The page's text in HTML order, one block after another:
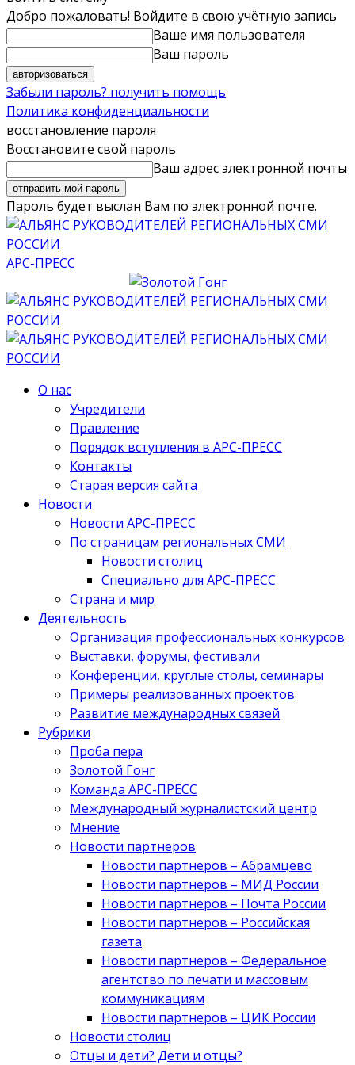
Добро пожаловать! Войдите в свою учётную запись
Ваше имя пользователя
Ваш пароль
Забыли пароль? получить помощь
Политика конфиденциальности
восстановление пароля
Восстановите свой пароль
Ваш адрес электронной почты
Пароль будет выслан Вам по электронной почте.
АРС-ПРЕСС
О нас
Учредители
Правление
Порядок вступления в АРС-ПРЕСС
Контакты
Старая версия сайта
Новости
Новости АРС-ПРЕСС
По страницам региональных СМИ
Новости столиц
Специально для АРС-ПРЕСС
Страна и мир
Деятельность
Организация профессиональных конкурсов
Выставки, форумы, фестивали
Конференции, круглые столы, семинары
Примеры реализованных проектов
Развитие международных связей
Рубрики
Проба пера
Золотой Гонг
Команда АРС-ПРЕСС
Международный журналистский центр
Мнение
Новости партнеров
Новости партнеров – Абрамцево
Новости партнеров – МИД России
Новости партнеров – Почта России
Новости партнеров – Российская
газета
Новости партнеров – Федеральное
агентство по печати и массовым
коммуникациям
Новости партнеров – ЦИК России
Новости столиц
Отцы и дети? Дети и отцы?